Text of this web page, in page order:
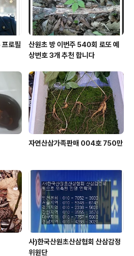
프로필
산원초 방 이번주 540회 로또 예
상번호 3개 추천 합니다
자연산삼가족판매 004호 750만
사)한국산원초산삼협회 산삼감정
위원단